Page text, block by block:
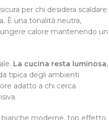
per chi desidera scaldare
È una tonalità neutra,
calore mantenendo un
La cucina resta luminosa,
tipica degli ambienti
adatto a chi cerca
moderne, top effetto